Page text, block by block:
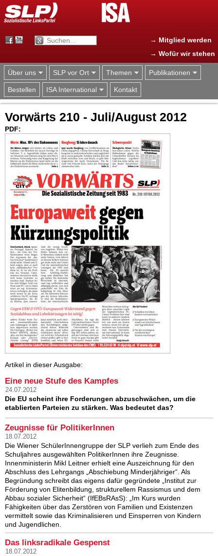
Jump to navigation
→ Mitglied werden
→ Wofür wir stehen
Über uns SLP vor Ort Themen Publikationen
Bestellen ISA International Kontakt
Vorwärts 210 - Juli/August 2012
PDF:
Artikel in dieser Ausgabe:
Eine neue Stufe des Kampfes
24.07.2012
Die EU scheint ihre Forderungen abzuschwächen, um die
etablierten Parteien zu stärken. Was bedeutet das?
Zeugnisse für PolitikerInnen
18.07.2012
Die Wiener SchülerInnengruppe der SLP verlieh zum Ende des
Schuljahres ausgewählten PolitikerInnen ihre Zeugnisse.
Innenministerin Mikl Leitner erhielt eine Auszeichnung für den
Abschluss des Lehrgangs „Abschiebung Minderjähriger“. Als
Begründung schreibt das eigens dafür gegründete „Institut zur
Förderung von Elitenbildung, strukturellem Rassismus und dem
Abbau sozialer Sicherheit“ (IfEBsRAsS): „Im Kurs wurden
Fähigkeiten über das Zerstören von Familien und Existenzen
vermittelt sowie das Kriminalisieren und Einsperren von Kindern
und Jugendlichen.
Das linksradikale Gespenst
18.07.2012